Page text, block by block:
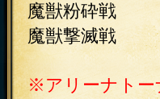
魔獣粉砕
魔獣撃滅
※アリーナトー